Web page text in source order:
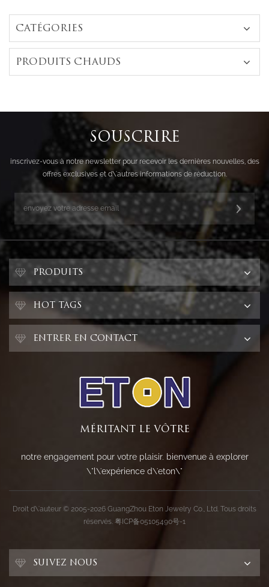
CATÉGORIES
PRODUITS CHAUDS
SOUSCRIRE
inscrivez-vous à notre newsletter pour recevoir les dernières nouvelles, des
offres exclusives et d\'autres informations de réduction.
PRODUITS
HOT TAGS
ENTRER EN CONTACT
MÉRITANT LE VÔTRE
notre engagement pour votre plaisir. bienvenue à explorer
\"l\'expérience d\'eton\"
Droit d\'auteur © 2005-2026 GuangZhou Eton Jewelry Co., Ltd. Tous droits
réservés. 粤ICP备05105490号-1
SUIVEZ NOUS